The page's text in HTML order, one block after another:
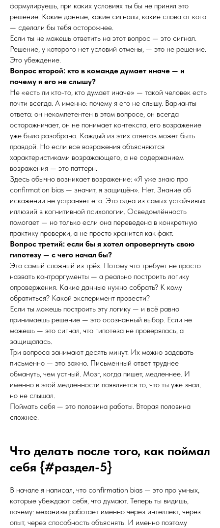
формулируешь, при каких условиях ты бы не принял это
решение. Какие данные, какие сигналы, какие слова от кого
— сделали бы тебя осторожнее.
Если ты не можешь ответить на этот вопрос — это сигнал.
Решение, у которого нет условий отмены, — это не решение.
Это убеждение.
Вопрос второй: кто в команде думает иначе — и
почему я его не слышу?
Не «есть ли кто-то, кто думает иначе» — такой человек есть
почти всегда. А именно: почему я его не слышу. Варианты
ответа: он некомпетентен в этом вопросе, он всегда
осторожничает, он не понимает контекста, его возражение
уже было разобрано. Каждый из этих ответов может быть
правдой. Но если все возражения объясняются
характеристиками возражающего, а не содержанием
возражения — это паттерн.
Здесь обычно возникает возражение: «Я уже знаю про
confirmation bias — значит, я защищён». Нет. Знание об
искажении не устраняет его. Это одна из самых устойчивых
иллюзий в когнитивной психологии. Осведомлённость
помогает — но только если она переведена в конкретную
практику проверки, а не просто хранится как факт.
Вопрос третий: если бы я хотел опровергнуть свою
гипотезу — с чего начал бы?
Это самый сложный из трёх. Потому что требует не просто
назвать контраргументы — а реально построить логику
опровержения. Какие данные нужно собрать? К кому
обратиться? Какой эксперимент провести?
Если ты можешь построить эту логику — и всё равно
принимаешь решение — это осознанный выбор. Если не
можешь — это сигнал, что гипотеза не проверялась, а
защищалась.
Три вопроса занимают десять минут. Их можно задавать
письменно — это важно. Письменный ответ труднее
обмануть, чем устный. Мозг, когда пишет, медленнее. И
именно в этой медленности появляется то, что ты уже знал,
но не слышал.
Поймать себя — это половина работы. Вторая половина
сложнее.
Что делать после того, как поймал
себя {#раздел-5}
В начале я написал, что confirmation bias — это про умных,
которые убеждают себя, что думают. Теперь ты видишь,
почему: механизм работает именно через интеллект, через
опыт, через способность объяснять. И именно поэтому